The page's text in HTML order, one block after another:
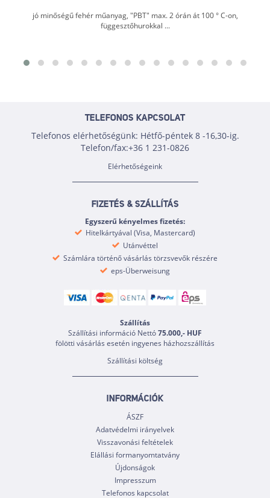
jó minőségű fehér műanyag, "PBT" max. 2 órán át 100 ° C-on,
függesztőhurokkal ...
TELEFONOS KAPCSOLAT
Telefonos elérhetőségünk: Hétfő-péntek 8 -16,30-ig.
Telefon/fax:+36 1 231-0826
Elérhetőségeink
FIZETÉS & SZÁLLÍTÁS
Egyszerű kényelmes fizetés:
Hitelkártyával (Visa, Mastercard)
Utánvéttel
Számlára történő vásárlás törzsvevők részére
eps-Überweisung
Szállítás
Szállítási információ Nettó75.000,- HUF
fölötti vásárlás esetén ingyenes házhozszállítás
Szállítási költség
INFORMÁCIÓK
ÁSZF
Adatvédelmi irányelvek
Visszavonási feltételek
Elállási formanyomtatvány
Újdonságok
Impresszum
Telefonos kapcsolat